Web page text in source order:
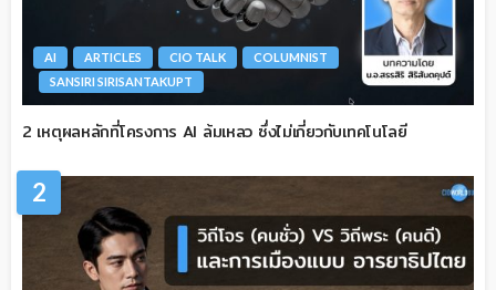
AI ARTICLES CIO TALK
COLUMNIST
SANSIRI SIRISANTAKUPT
2 เหตุผลหลักที่โครงการ AI ล้มเหลว ซึ่งไม่เกี่ยวกับเทคโนโลยี
2